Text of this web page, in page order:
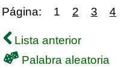
Página: 1 2 3 4
Lista anterior
Palabra aleatoria